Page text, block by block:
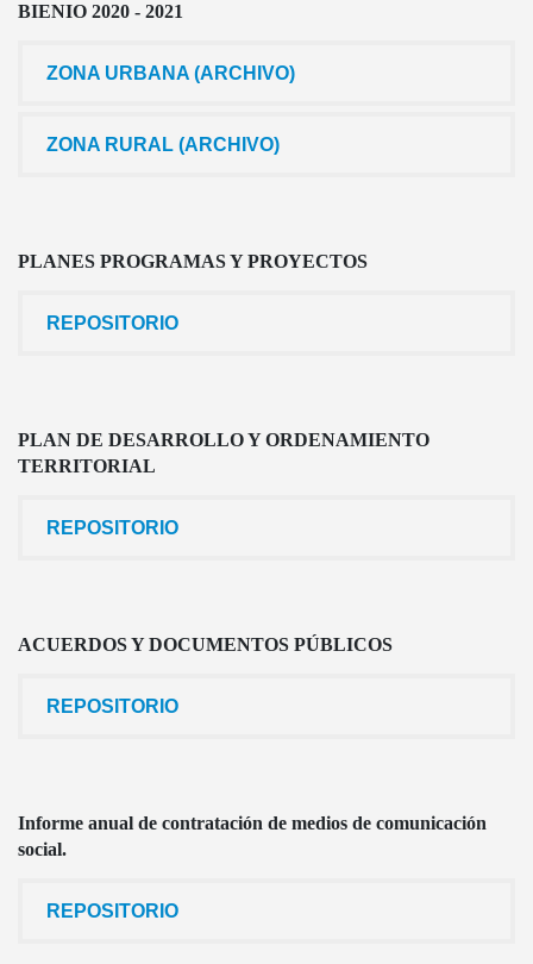
BIENIO 2020 - 2021
ZONA URBANA (ARCHIVO)
ZONA RURAL (ARCHIVO)
PLANES PROGRAMAS Y PROYECTOS
REPOSITORIO
PLAN DE DESARROLLO Y ORDENAMIENTO
TERRITORIAL
REPOSITORIO
ACUERDOS Y DOCUMENTOS PÚBLICOS
REPOSITORIO
Informe anual de contratación de medios de comunicación
social.
REPOSITORIO